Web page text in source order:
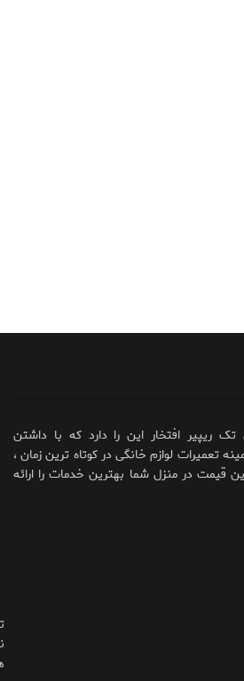
تک ریپیر افتخار این را دارد که با داشتن
تعمیرات لوازم خانگی در کوتاه ترین زمان ،
قیمت در منزل شما بهترین خدمات را ارائه